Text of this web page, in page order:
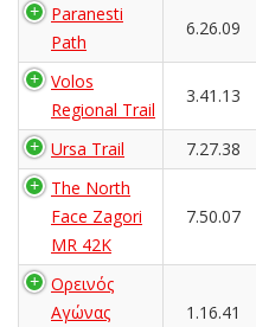
Paranesti
Path
6.26.09
Volos
Regional Trail
3.41.13
Ursa Trail 7.27.38
The North
Face Zagori
MR 42K
7.50.07
Ορεινός
Αγώνας
1.16.41